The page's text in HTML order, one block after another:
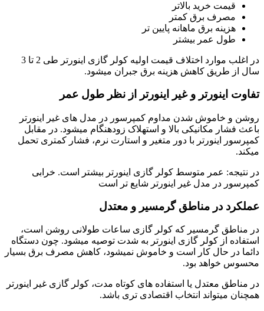
قیمت خرید بالاتر
مصرف برق کمتر
هزینه برق ماهانه پایین تر
طول عمر بیشتر
در اغلب موارد اختلاف قیمت اولیه کولر گازی اینورتر طی 2 تا 3
سال از طریق کاهش هزینه برق جبران میشود.
تفاوت اینورتر و غیر اینورتر از نظر طول عمر
روشن و خاموش شدن مداوم کمپرسور در مدل های غیر اینورتر
باعث فشار مکانیکی بالا و استهلاک زودهنگام میشود. در مقابل
کمپرسور اینورتر با دور متغیر و استارت نرم، فشار کمتری تحمل
میکند.
در نتیجه: عمر متوسط کولر گازی اینورتر بیشتر است. خرابی
کمپرسور در مدل غیر اینورتر شایع تر است
عملکرد در مناطق گرمسیر و معتدل
در مناطق گرمسیر که کولر گازی ساعات طولانی روشن است،
استفاده از کولر گازی اینورتر به شدت توصیه میشود. چون دستگاه
دائما در حال کار است و خاموش نمیشود، کاهش مصرف برق بسیار
محسوس خواهد بود.
در مناطق معتدل یا استفاده های کوتاه مدت، کولر گازی غیر اینورتر
همچنان میتواند انتخاب اقتصادی تری باشد.